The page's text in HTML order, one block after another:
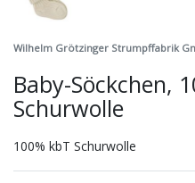
Wilhelm Grötzinger Strumpffabrik
Baby-Söckchen,
Schurwolle
100% kbT Schurwolle